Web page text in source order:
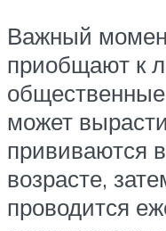
Важный
приобщают к
может
прививаются
возрасте,
проводится